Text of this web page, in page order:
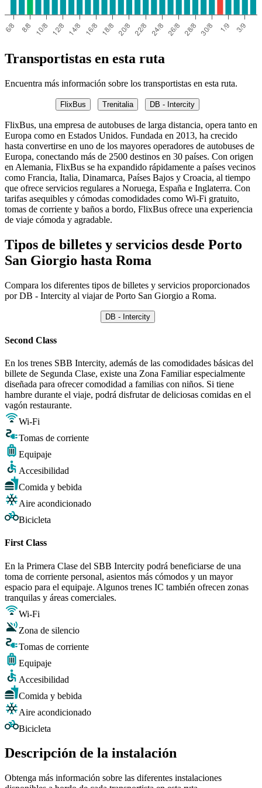
Transportistas en esta ruta
Encuentra más información sobre los transportistas en esta ruta.
FlixBus Trenitalia DB - Intercity
FlixBus, una empresa de autobuses de larga distancia, opera tanto en
Europa como en Estados Unidos. Fundada en 2013, ha crecido
hasta convertirse en uno de los mayores operadores de autobuses de
Europa, conectando más de 2500 destinos en 30 países. Con origen
en Alemania, FlixBus se ha expandido rápidamente a países vecinos
como Francia, Italia, Dinamarca, Países Bajos y Croacia, al tiempo
que ofrece servicios regulares a Noruega, España e Inglaterra. Con
tarifas asequibles y cómodas comodidades como Wi-Fi gratuito,
tomas de corriente y baños a bordo, FlixBus ofrece una experiencia
de viaje cómoda y agradable.
Tipos de billetes y servicios desde Porto
San Giorgio hasta Roma
Compara los diferentes tipos de billetes y servicios proporcionados
por DB - Intercity al viajar de Porto San Giorgio a Roma.
DB - Intercity
Second Class
En los trenes SBB Intercity, además de las comodidades básicas del
billete de Segunda Clase, existe una Zona Familiar especialmente
diseñada para ofrecer comodidad a familias con niños. Si tiene
hambre durante el viaje, podrá disfrutar de deliciosas comidas en el
vagón restaurante.
Wi-Fi
Tomas de corriente
Equipaje
Accesibilidad
Comida y bebida
Aire acondicionado
Bicicleta
First Class
En la Primera Clase del SBB Intercity podrá beneficiarse de una
toma de corriente personal, asientos más cómodos y un mayor
espacio para el equipaje. Algunos trenes IC también ofrecen zonas
tranquilas y áreas comerciales.
Wi-Fi
Zona de silencio
Tomas de corriente
Equipaje
Accesibilidad
Comida y bebida
Aire acondicionado
Bicicleta
Descripción de la instalación
Obtenga más información sobre las diferentes instalaciones